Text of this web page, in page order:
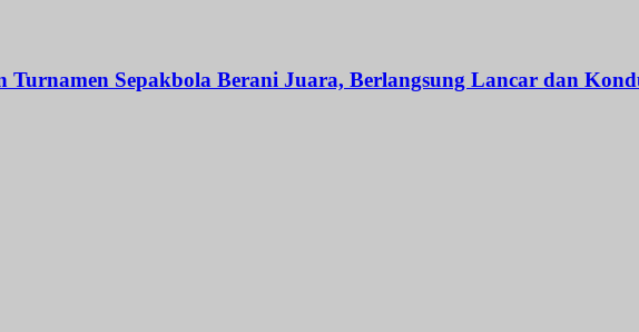
Turnamen Sepakbola Berani Juara, Berlangsung Lancar dan